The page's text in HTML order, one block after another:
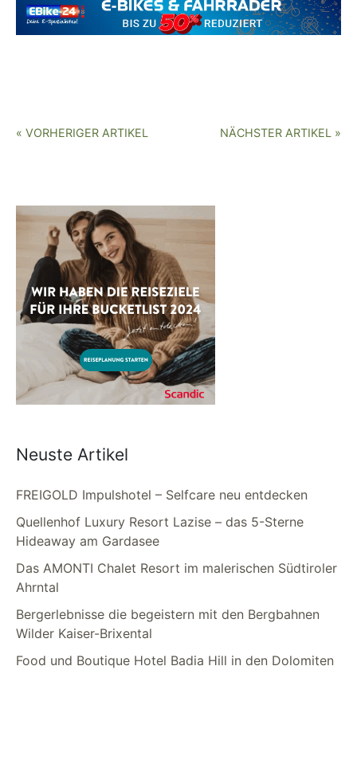
NÄCHSTER ARTIKEL »
« VORHERIGER ARTIKEL
Neuste Artikel
FREIGOLD Impulshotel – Selfcare neu entdecken
Quellenhof Luxury Resort Lazise – das 5-Sterne
Hideaway am Gardasee
Das AMONTI Chalet Resort im malerischen Südtiroler
Ahrntal
Bergerlebnisse die begeistern mit den Bergbahnen
Wilder Kaiser-Brixental
Food und Boutique Hotel Badia Hill in den Dolomiten